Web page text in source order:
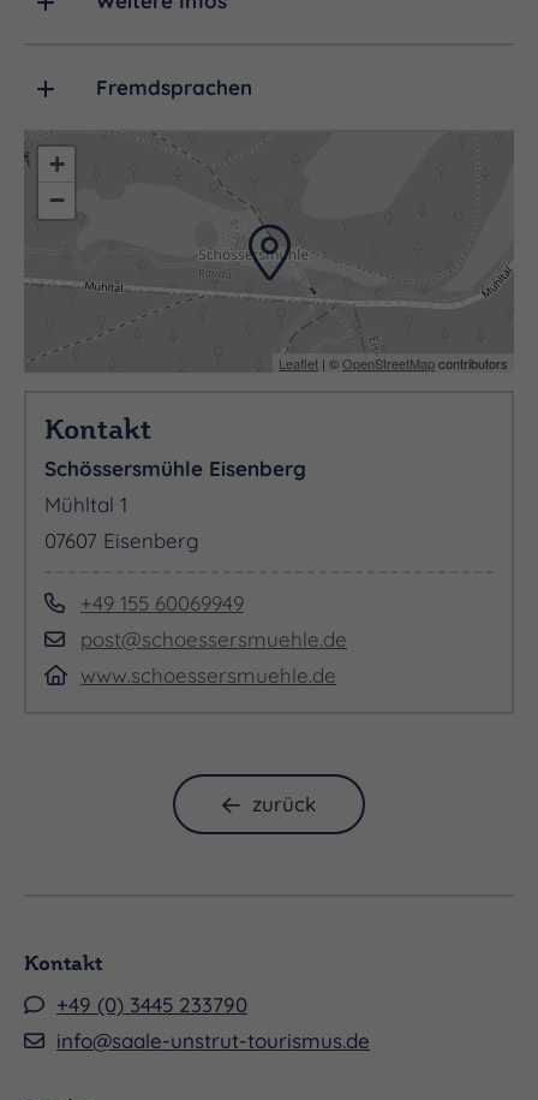
Fremdsprachen
+
−
Leaflet | ©OpenStreetMapcontributors
Kontakt
Schössersmühle Eisenberg
Mühltal 1
07607 Eisenberg
+49 155 60069949
post@schoessersmuehle.de
www.schoessersmuehle.de
zurück
Kontakt
+49 (0) 3445 233790
info@saale-unstrut-tourismus.de